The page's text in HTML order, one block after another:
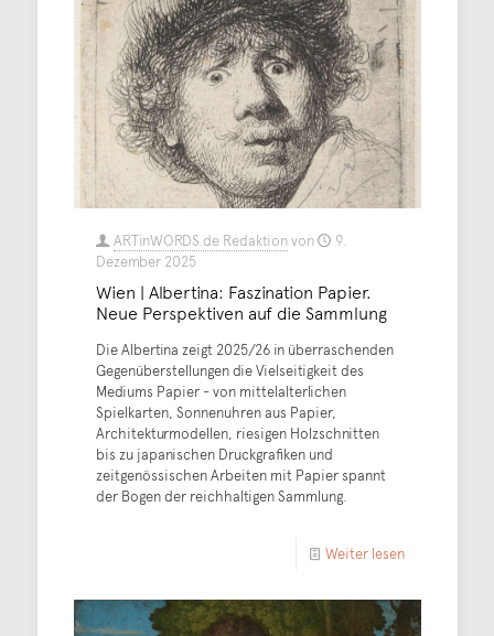
ARTinWORDS.de Redaktionvon
9.
Dezember 2025
Wien | Albertina: Faszination Papier.
Neue Perspektiven auf die Sammlung
Die Albertina zeigt 2025/26 in überraschenden
Gegenüberstellungen die Vielseitigkeit des
Mediums Papier - von mittelalterlichen
Spielkarten, Sonnenuhren aus Papier,
Architekturmodellen, riesigen Holzschnitten
bis zu japanischen Druckgrafiken und
zeitgenössischen Arbeiten mit Papier spannt
der Bogen der reichhaltigen Sammlung.
Weiter lesen